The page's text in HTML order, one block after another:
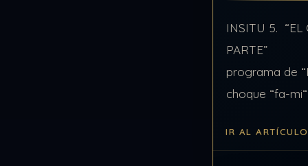
INSITU 5. “EL
PARTE”
programa de
choque “fa-
anteriores
IR AL ARTÍCULO